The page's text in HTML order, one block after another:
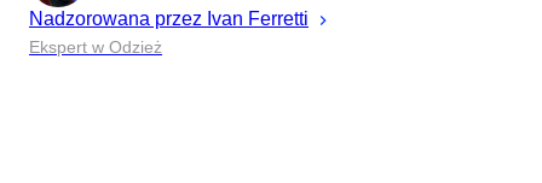
Nadzorowana przez Ivan Ferretti
Ekspert w Odzież